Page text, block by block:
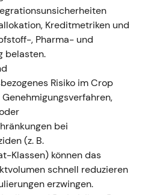
bereinigtes EPS
[33],[34],[39],[40]-
kurzzeitig als
zu betrachten –
Ausreißer nach
jedoch als erhebliches
präsent.[33],[40]
und Ausbruch, da starke
Bedenken teilweise
(Führungswechsel) -
von Bill Anderson (zuvor
Kreditmetriken und
, Pharma- und
belasten.
Risiko im Crop
bei
(z. B.
Klassen) können das
schnell reduzieren
erzwingen.